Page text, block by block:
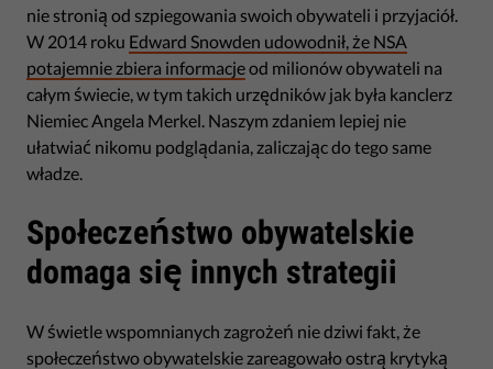
nie stronią od szpiegowania swoich obywateli i przyjaciół.
W 2014 roku Edward Snowden udowodnił, że NSA
potajemnie zbiera informacjeod milionów obywateli na
całym świecie, w tym takich urzędników jak była kanclerz
Niemiec Angela Merkel. Naszym zdaniem lepiej nie
ułatwiać nikomu podglądania, zaliczając do tego same
władze.
Społeczeństwo obywatelskie
domaga się innych strategii
W świetle wspomnianych zagrożeń nie dziwi fakt, że
społeczeństwo obywatelskie zareagowało ostrą krytyką